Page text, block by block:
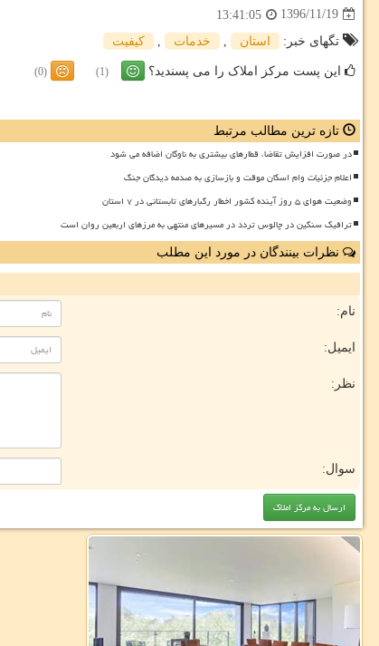
1396/11/19
13:41:05
تگهای خبر:
استان , خدمات , كیفیت
این پست مرکز املاک را می پسندید؟ (1)
(0)
تازه ترین مطالب مرتبط
در صورت افزایش تقاضا، قطارهای بیشتری به ناوگان اضافه می شود
اعلام جزئیات وام اسکان موقت و بازسازی به صدمه دیدگان جنگ
وضعیت هوای ۵ روز آینده کشور اخطار رگبارهای تابستانی در ۷ استان
ترافیک سنگین در چالوس تردد در مسیرهای منتهی به مرزهای اربعین روان است
نظرات بینندگان در مورد این مطلب
نام:
ایمیل:
نظر:
سوال: